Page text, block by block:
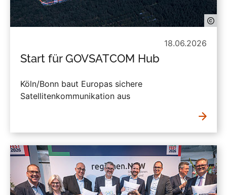
18.06.2026
Start für GOVSATCOM Hub
Köln/Bonn baut Europas sichere
Satellitenkommunikation aus